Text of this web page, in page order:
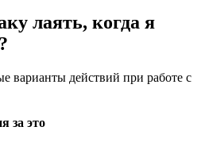
лаять, когда я
варианты действий при работе с
за это